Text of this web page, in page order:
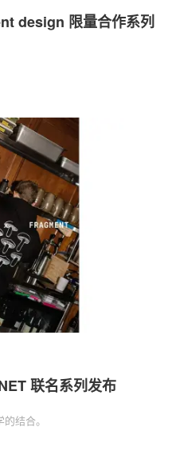
design 限量合作系列
联名系列发布
结合。